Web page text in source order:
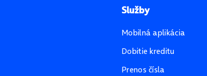
Služby
Mobilná aplikácia
Dobitie kreditu
Prenos čísla